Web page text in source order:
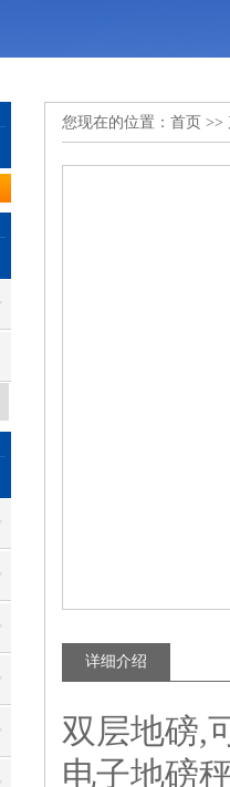
您现在的位置： 首页 >>
详细介绍
双层地磅,
电子地磅